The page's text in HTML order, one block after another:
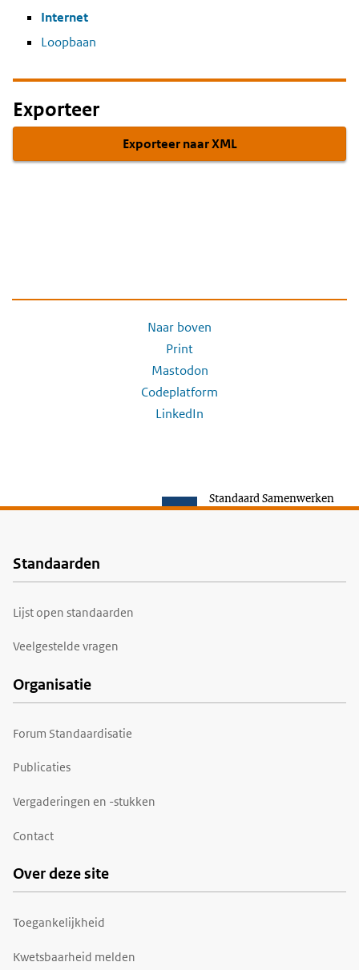
Internet
Loopbaan
Exporteer
Exporteer naar XML
Naar boven
Print
Mastodon
Codeplatform
LinkedIn
Standaard Samenwerken
Voet
Standaarden
Lijst open standaarden
Veelgestelde vragen
Organisatie
Forum Standaardisatie
Publicaties
Vergaderingen en -stukken
Contact
Over deze site
Toegankelijkheid
Kwetsbaarheid melden